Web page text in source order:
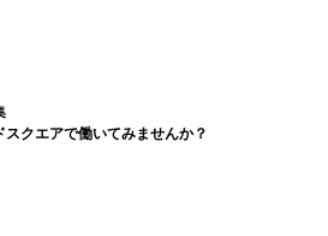
スクエアで働いてみませんか？